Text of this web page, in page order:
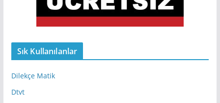
Sık Kullanılanlar
Dilekçe Matik
Dtvt